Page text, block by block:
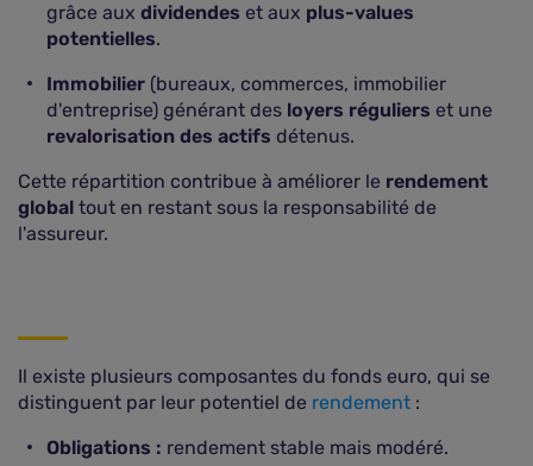
grâce aux dividendes et aux plus-values
potentielles.
Immobilier (bureaux, commerces, immobilier
d'entreprise) générant des loyers réguliers et une
revalorisation des actifs détenus.
Cette répartition contribue à améliorer le rendement
global tout en restant sous la responsabilité de
l'assureur.
Il existe plusieurs composantes du fonds euro, qui se
distinguent par leur potentiel de rendement :
Obligations : rendement stable mais modéré.